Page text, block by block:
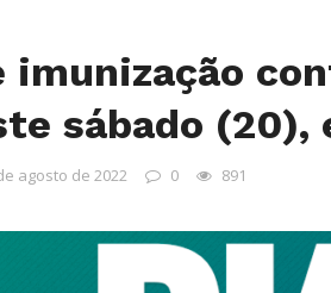
imunização
sábado (20),
agosto de 2022 0 891